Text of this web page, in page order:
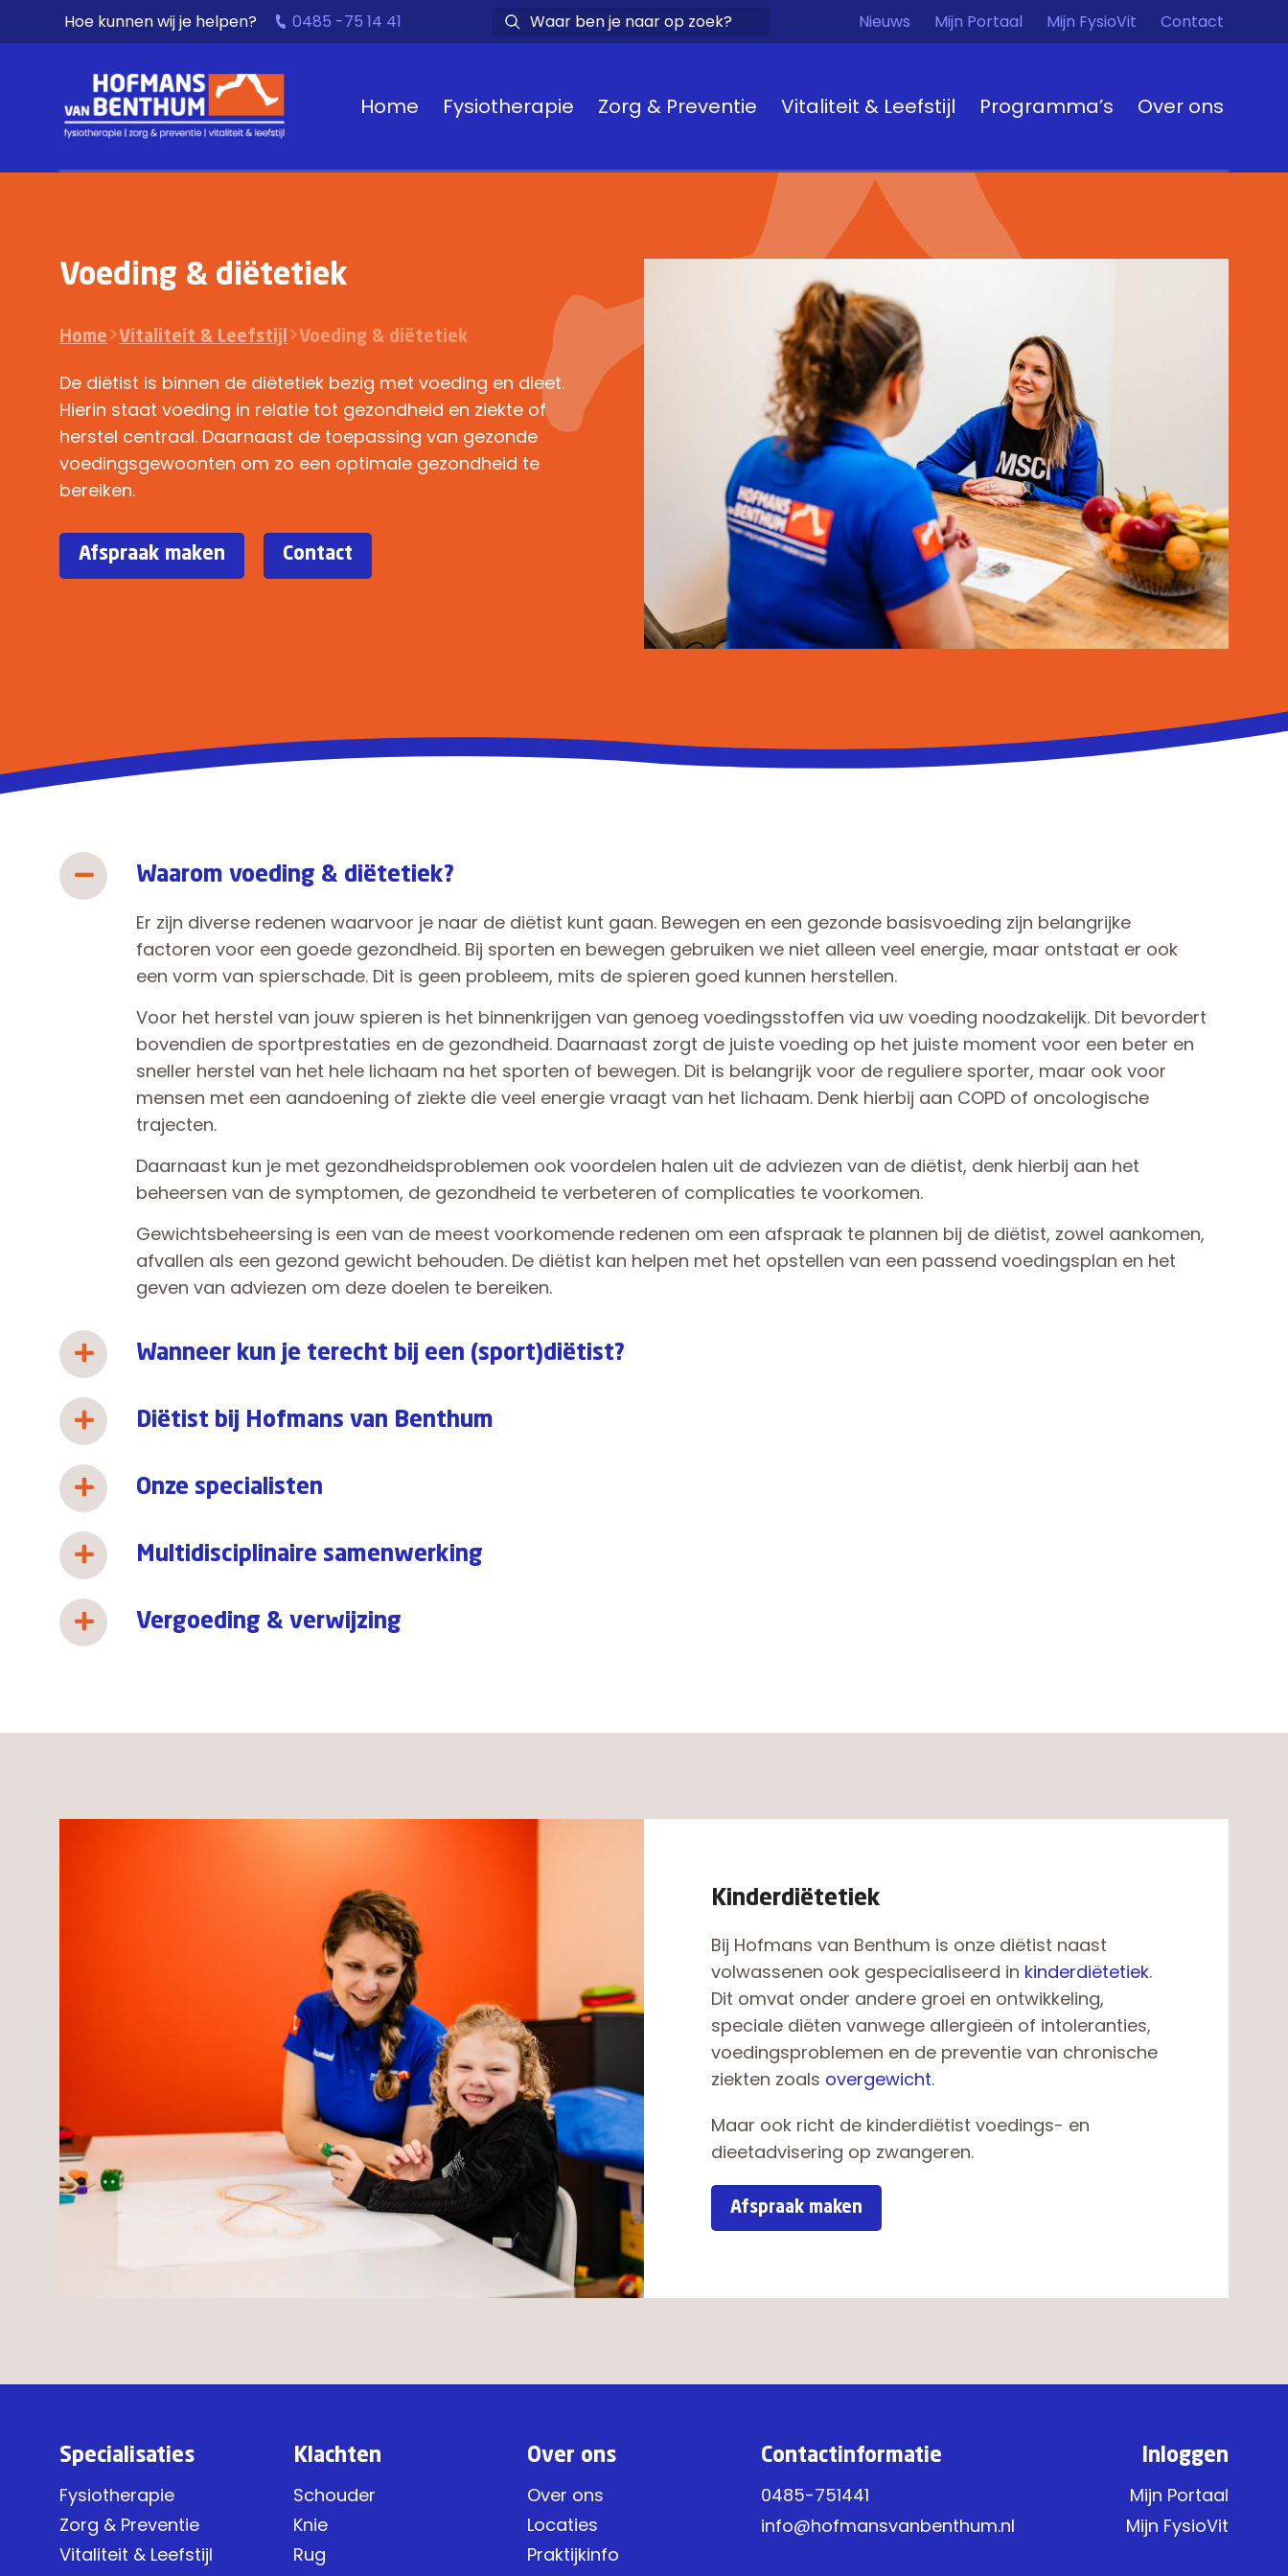
Hoe kunnen wij je helpen? 0485 -75 14 41 Nieuws Mijn Portaal Mijn FysioVit Contact
Home Fysiotherapie Zorg & Preventie Vitaliteit & Leefstijl Programma’s Over ons
Voeding & diëtetiek
Home>Vitaliteit & Leefstijl >Voeding & diëtetiek
De diëtist is binnen de diëtetiek bezig met voeding en dieet.
Hierin staat voeding in relatie tot gezondheid en ziekte of
herstel centraal. Daarnaast de toepassing van gezonde
voedingsgewoonten om zo een optimale gezondheid te
bereiken.
Afspraak maken Contact
Waarom voeding & diëtetiek?
Er zijn diverse redenen waarvoor je naar de diëtist kunt gaan. Bewegen en een gezonde basisvoeding zijn belangrijke
factoren voor een goede gezondheid. Bij sporten en bewegen gebruiken we niet alleen veel energie, maar ontstaat er ook
een vorm van spierschade. Dit is geen probleem, mits de spieren goed kunnen herstellen.
Voor het herstel van jouw spieren is het binnenkrijgen van genoeg voedingsstoffen via uw voeding noodzakelijk. Dit bevordert
bovendien de sportprestaties en de gezondheid. Daarnaast zorgt de juiste voeding op het juiste moment voor een beter en
sneller herstel van het hele lichaam na het sporten of bewegen. Dit is belangrijk voor de reguliere sporter, maar ook voor
mensen met een aandoening of ziekte die veel energie vraagt van het lichaam. Denk hierbij aan COPD of oncologische
trajecten.
Daarnaast kun je met gezondheidsproblemen ook voordelen halen uit de adviezen van de diëtist, denk hierbij aan het
beheersen van de symptomen, de gezondheid te verbeteren of complicaties te voorkomen.
Gewichtsbeheersing is een van de meest voorkomende redenen om een afspraak te plannen bij de diëtist, zowel aankomen,
afvallen als een gezond gewicht behouden. De diëtist kan helpen met het opstellen van een passend voedingsplan en het
geven van adviezen om deze doelen te bereiken.
Wanneer kun je terecht bij een (sport)diëtist?
Diëtist bij Hofmans van Benthum
Onze specialisten
Multidisciplinaire samenwerking
Vergoeding & verwijzing
Kinderdiëtetiek
Bij Hofmans van Benthum is onze diëtist naast
volwassenen ook gespecialiseerd in kinderdiëtetiek.
Dit omvat onder andere groei en ontwikkeling,
speciale diëten vanwege allergieën of intoleranties,
voedingsproblemen en de preventie van chronische
ziekten zoals overgewicht.
Maar ook richt de kinderdiëtist voedings- en
dieetadvisering op zwangeren.
Afspraak maken
Specialisaties
Fysiotherapie
Zorg & Preventie
Vitaliteit & Leefstijl
Klachten
Schouder
Knie
Rug
Over ons
Over ons
Locaties
Praktijkinfo
Contactinformatie
0485-751441
info@hofmansvanbenthum.nl
Inloggen
Mijn Portaal
Mijn FysioVit